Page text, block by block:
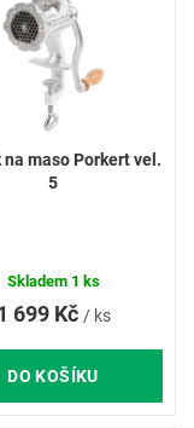
na maso Porkert vel.
5
699 Kč / ks
DO KOŠÍKU
Skladem 1 ks